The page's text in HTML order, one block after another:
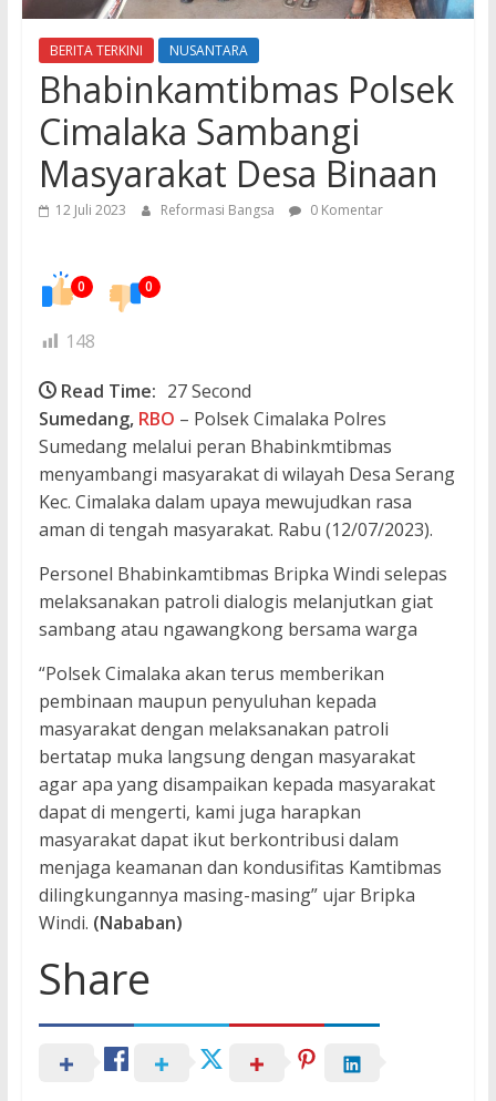
BERITA TERKINI NUSANTARA
Bhabinkamtibmas Polsek
Cimalaka Sambangi
Masyarakat Desa Binaan
12 Juli 2023 Reformasi Bangsa 0 Komentar
0 0
148
Read Time: 27 Second
Sumedang, RBO – Polsek Cimalaka Polres
Sumedang melalui peran Bhabinkmtibmas
menyambangi masyarakat di wilayah Desa Serang
Kec. Cimalaka dalam upaya mewujudkan rasa
aman di tengah masyarakat. Rabu (12/07/2023).
Personel Bhabinkamtibmas Bripka Windi selepas
melaksanakan patroli dialogis melanjutkan giat
sambang atau ngawangkong bersama warga
“Polsek Cimalaka akan terus memberikan
pembinaan maupun penyuluhan kepada
masyarakat dengan melaksanakan patroli
bertatap muka langsung dengan masyarakat
agar apa yang disampaikan kepada masyarakat
dapat di mengerti, kami juga harapkan
masyarakat dapat ikut berkontribusi dalam
menjaga keamanan dan kondusifitas Kamtibmas
dilingkungannya masing-masing” ujar Bripka
Windi. (Nababan)
Share